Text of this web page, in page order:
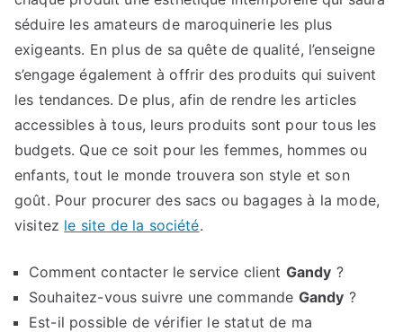
séduire les amateurs de maroquinerie les plus
exigeants. En plus de sa quête de qualité, l’enseigne
s’engage également à offrir des produits qui suivent
les tendances. De plus, afin de rendre les articles
accessibles à tous, leurs produits sont pour tous les
budgets. Que ce soit pour les femmes, hommes ou
enfants, tout le monde trouvera son style et son
goût. Pour procurer des sacs ou bagages à la mode,
visitez le site de la société.
Comment contacter le service client Gandy ?
Souhaitez-vous suivre une commande Gandy ?
Est-il possible de vérifier le statut de ma